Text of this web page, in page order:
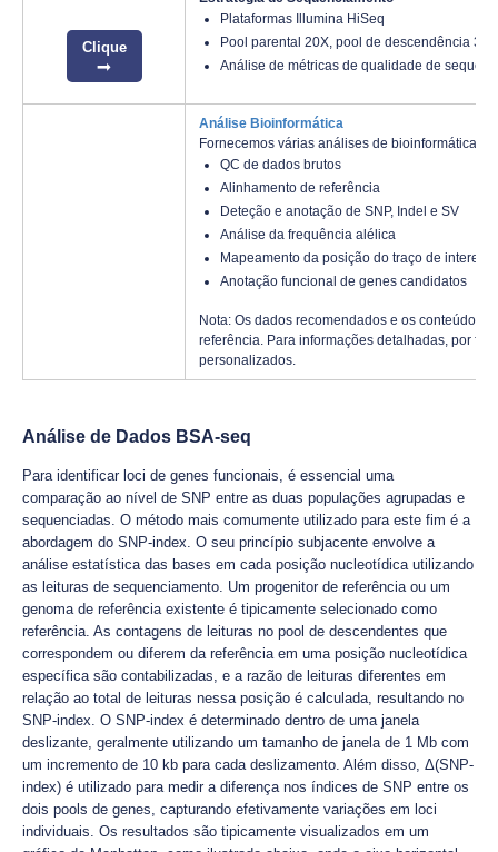
Clique
Plataformas Illumina HiSeq
Pool parental 20X, pool de descendência 30X
Análise de métricas de qualidade de
Análise Bioinformática
Fornecemos várias análises de bioinformática
QC de dados brutos
Alinhamento de referência
Deteção e anotação de SNP, Indel e SV
Análise da frequência alélica
Mapeamento da posição do traço de
Anotação funcional de genes candidatos
Nota: Os dados recomendados e os conteúdos
referência. Para informações detalhadas, por
personalizados.
Análise de Dados BSA-seq
Para identificar loci de genes funcionais, é essencial uma
comparação ao nível de SNP entre as duas populações agrupadas e
sequenciadas. O método mais comumente utilizado para este fim é a
abordagem do SNP-index. O seu princípio subjacente envolve a
análise estatística das bases em cada posição nucleotídica utilizando
as leituras de sequenciamento. Um progenitor de referência ou um
genoma de referência existente é tipicamente selecionado como
referência. As contagens de leituras no pool de descendentes que
correspondem ou diferem da referência em uma posição nucleotídica
específica são contabilizadas, e a razão de leituras diferentes em
relação ao total de leituras nessa posição é calculada, resultando no
SNP-index. O SNP-index é determinado dentro de uma janela
deslizante, geralmente utilizando um tamanho de janela de 1 Mb com
um incremento de 10 kb para cada deslizamento. Além disso, Δ(SNP-
index) é utilizado para medir a diferença nos índices de SNP entre os
dois pools de genes, capturando efetivamente variações em loci
individuais. Os resultados são tipicamente visualizados em um